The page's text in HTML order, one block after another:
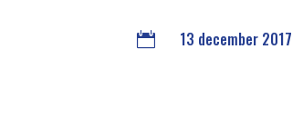
 13 december 2017